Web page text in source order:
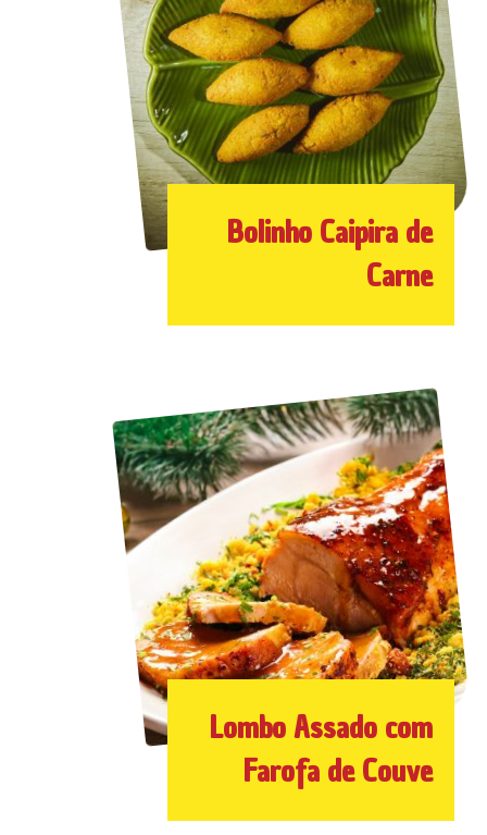
Bolinho Caipira de
Carne
Lombo Assado com
Farofa de Couve